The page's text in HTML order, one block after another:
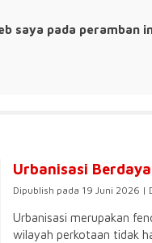
saya pada
Urbanisasi
Dipublish pada 19 Juni 2026 |
Urbanisasi merupakan
wilayah perkotaan tidak